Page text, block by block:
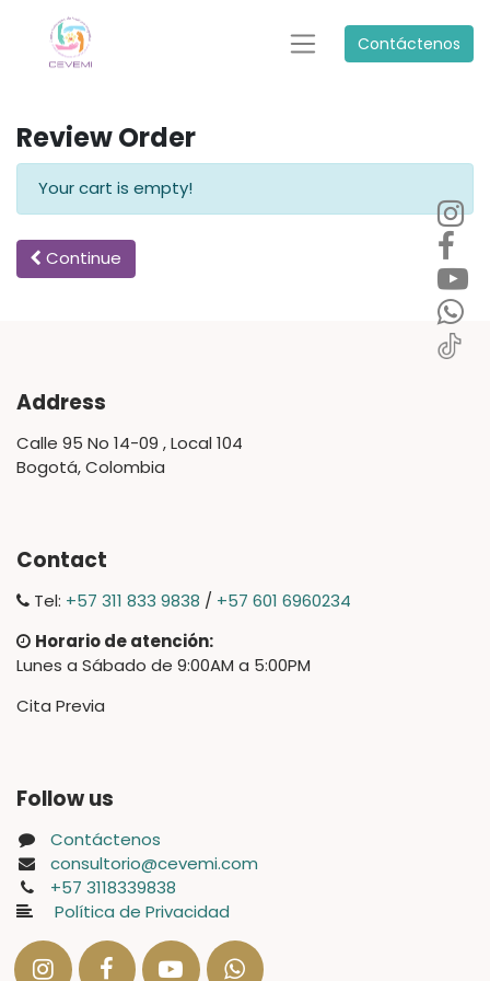
Contáctenos
Review Order
Your cart is empty!
Continue
Address
Calle 95 No 14-09 , Local 104
Bogotá, Colombia
Contact
Tel: +57 311 833 9838 / +57 601 6960234
Horario de atención:
Lunes a Sábado de 9:00AM a 5:00PM
Cita Previa
Follow us
Contáctenos
consultorio@cevemi.com
+57 3118339838
Política de Privacidad